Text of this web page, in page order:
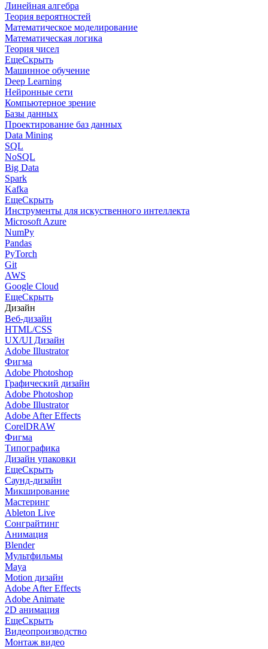
Линейная алгебра
Теория вероятностей
Математическое моделирование
Математическая логика
Теория чисел
ЕщеСкрыть
Машинное обучение
Deep Learning
Нейронные сети
Компьютерное зрение
Базы данных
Проектирование баз данных
Data Mining
SQL
NoSQL
Big Data
Spark
Kafka
ЕщеСкрыть
Инструменты для искуственного интеллекта
Microsoft Azure
NumPy
Pandas
PyTorch
Git
AWS
Google Cloud
ЕщеСкрыть
Дизайн
Веб-дизайн
HTML/CSS
UX/UI Дизайн
Adobe Illustrator
Фигма
Adobe Photoshop
Графический дизайн
Adobe Photoshop
Adobe Illustrator
Adobe After Effects
CorelDRAW
Фигма
Типографика
Дизайн упаковки
ЕщеСкрыть
Саунд-дизайн
Микширование
Мастеринг
Ableton Live
Сонграйтинг
Анимация
Blender
Мультфильмы
Maya
Motion дизайн
Adobe After Effects
Adobe Animate
2D анимация
ЕщеСкрыть
Видеопроизводство
Монтаж видео